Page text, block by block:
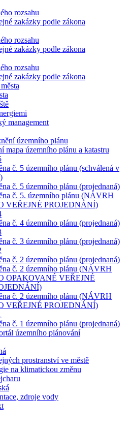
rozsahu
zakázky podle zákona
rozsahu
zakázky podle zákona
rozsahu
zakázky podle zákona
management
územního plánu
mapa územního plánu a katastru
č. 5 územního plánu (schválená v
č. 5 územního plánu (projednaná)
č. 5. územního plánu (NÁVRH
VEŘEJNÉ PROJEDNÁNÍ)
č. 4 územního plánu (projednaná)
č. 3 územního plánu (projednaná)
č. 2 územního plánu (projednaná)
č. 2 územního plánu (NÁVRH
OPAKOVANÉ VEŘEJNÉ
č. 2 územního plánu (NÁVRH
VEŘEJNÉ PROJEDNÁNÍ)
č. 1 územního plánu (projednaná)
územního plánování
prostranství ve městě
na klimatickou změnu
zdroje vody